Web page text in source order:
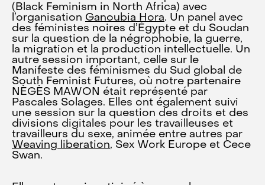
(Black Feminism in North Africa) avec
l’organisation Ganoubia Hora. Un panel avec
des féministes noires d’Égypte et du Soudan
sur la question de la négrophobie, la guerre,
la migration et la production intellectuelle. Un
autre session important, celle sur le
Manifeste des féminismes du Sud global de
South Feminist Futures, où notre partenaire
NÈGÈS MAWON était représenté par
Pascales Solages. Elles ont également suivi
une session sur la question des droits et des
divisions digitales pour les travailleuses et
travailleurs du sexe, animée entre autres par
Weaving liberation, Sex Work Europe et Cece
Swan.